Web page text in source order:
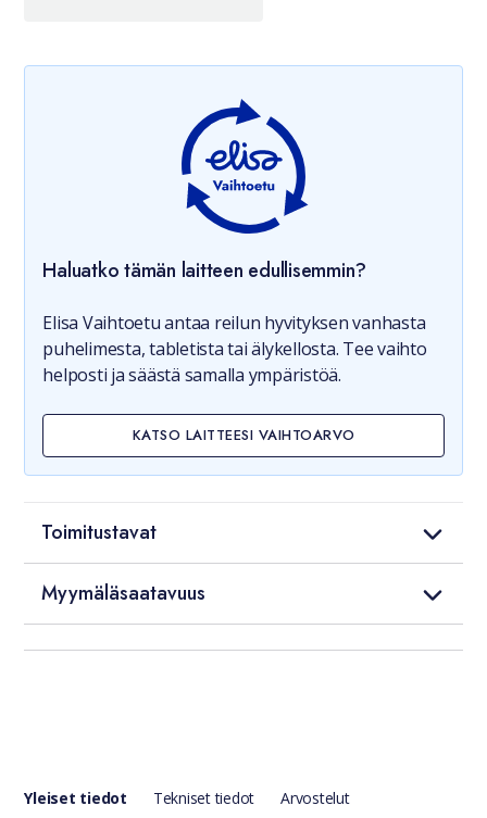
Haluatko tämän laitteen edullisemmin?
Elisa Vaihtoetu antaa reilun hyvityksen vanhasta
puhelimesta, tabletista tai älykellosta. Tee vaihto
helposti ja säästä samalla ympäristöä.
KATSO LAITTEESI VAIHTOARVO
Toimitustavat
Myymäläsaatavuus
Yleiset tiedot Tekniset tiedot Arvostelut